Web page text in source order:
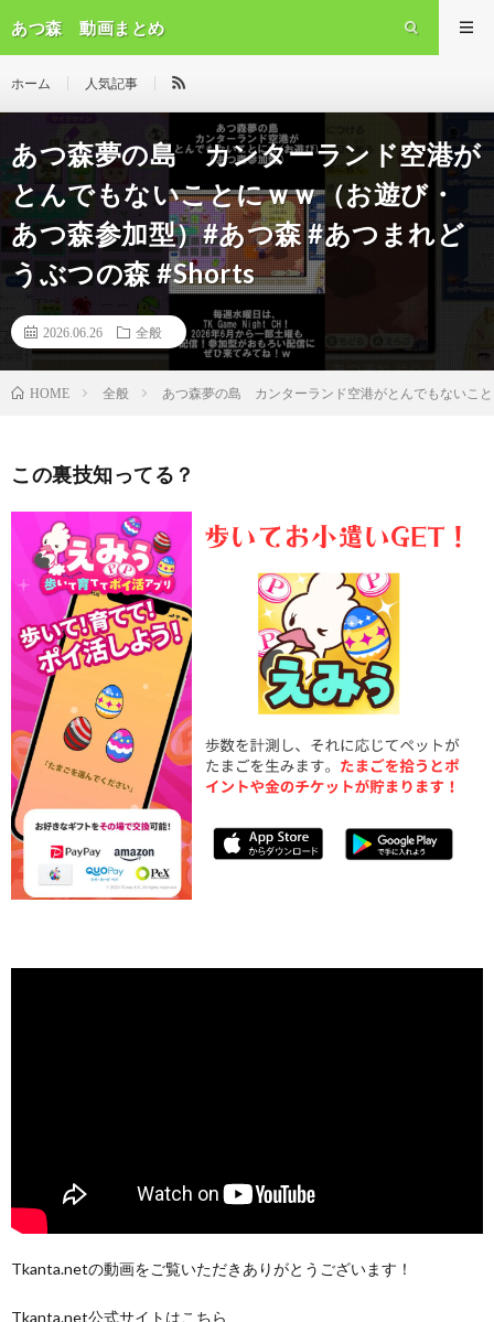
あつ森 動画まとめ
ホーム 人気記事
あつ森夢の島 カンターランド空港が
とんでもないことにｗｗ（お遊び・
あつ森参加型）#あつ森 #あつまれど
うぶつの森 #Shorts
2026.06.26 全般
HOME 全般 あつ森夢の島 カンターランド空港がとんでもないこ
この裏技知ってる？
Tkanta.netの動画をご覧いただきありがとうございます！
Tkanta.net公式サイトはこちら